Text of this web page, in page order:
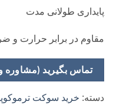
پایداری طولانی مدت
مقاوم در برابر حرارت و
تماس بگیرید (مشاوره
دسته: خرید سوکت